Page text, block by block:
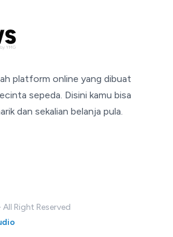
platform online yang dibuat
sepeda. Disini kamu bisa
dan sekalian belanja pula.
Right Reserved